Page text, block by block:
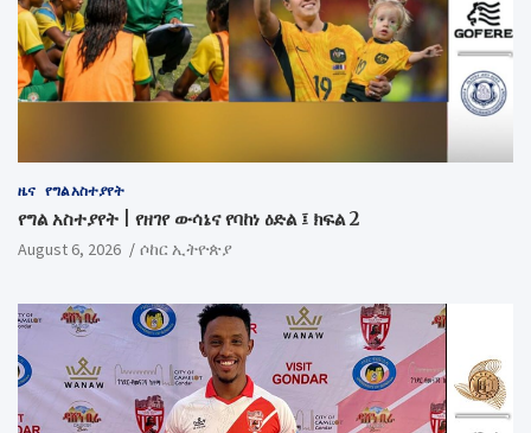
ዜና የግል አስተያየት
የግል አስተያየት | የዘገየ ውሳኔና የባከነ ዕድል ፤ ክፍል 2
August 6, 2026 ሶከር ኢትዮጵያ